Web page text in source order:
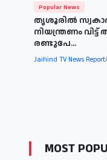
Popular News
തൃശൂരില്‍
നിയന്ത്രണം
രണ്ടുപേ...
Jaihind TV News Report
MOST